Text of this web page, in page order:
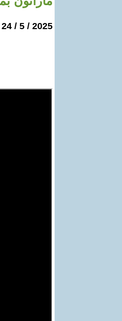
2025 / 5 / 24